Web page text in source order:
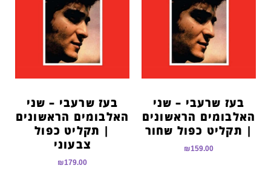
בעז שרעבי – שני
האלבומים הראשונים
| תקליט כפול שחור
₪159.00
בעז שרעבי – שני
האלבומים הראשונים
| תקליט כפול
צבעוני
₪179.00